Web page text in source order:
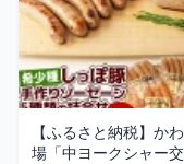
【ふるさと納税】か
場「中ヨークシャー